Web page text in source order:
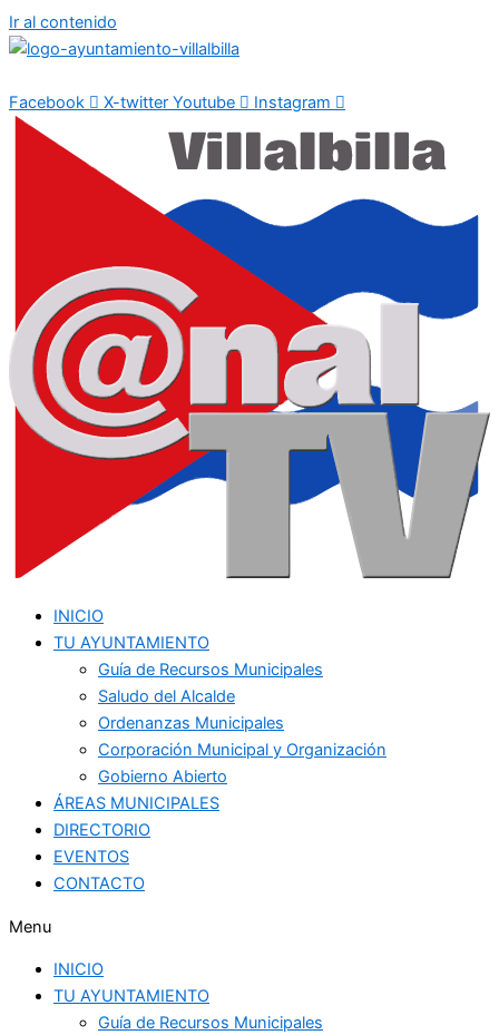
Ir al contenido
Facebook X-twitter Youtube Instagram
INICIO
TU AYUNTAMIENTO
Guía de Recursos Municipales
Saludo del Alcalde
Ordenanzas Municipales
Corporación Municipal y Organización
Gobierno Abierto
ÁREAS MUNICIPALES
DIRECTORIO
EVENTOS
CONTACTO
Menu
INICIO
TU AYUNTAMIENTO
Guía de Recursos Municipales